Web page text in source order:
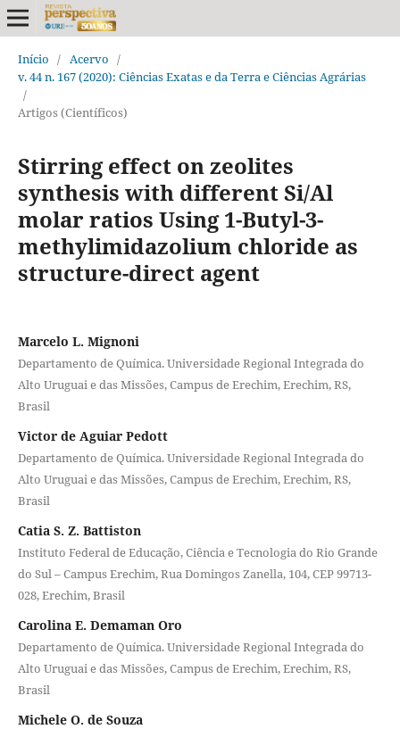
Início / Acervo /
v. 44 n. 167 (2020): Ciências Exatas e da Terra e Ciências Agrárias
/
Artigos (Científicos)
Stirring effect on zeolites
synthesis with different Si/Al
molar ratios Using 1-Butyl-3-
methylimidazolium chloride as
structure-direct agent
Marcelo L. Mignoni
Departamento de Química. Universidade Regional Integrada do
Alto Uruguai e das Missões, Campus de Erechim, Erechim, RS,
Brasil
Victor de Aguiar Pedott
Departamento de Química. Universidade Regional Integrada do
Alto Uruguai e das Missões, Campus de Erechim, Erechim, RS,
Brasil
Catia S. Z. Battiston
Instituto Federal de Educação, Ciência e Tecnologia do Rio Grande
do Sul – Campus Erechim, Rua Domingos Zanella, 104, CEP 99713-
028, Erechim, Brasil
Carolina E. Demaman Oro
Departamento de Química. Universidade Regional Integrada do
Alto Uruguai e das Missões, Campus de Erechim, Erechim, RS,
Brasil
Michele O. de Souza